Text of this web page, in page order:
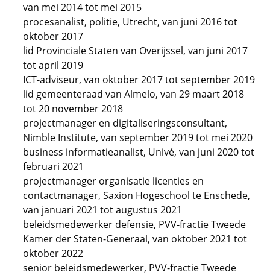
van mei 2014 tot mei 2015
procesanalist, politie, Utrecht, van juni 2016 tot
oktober 2017
lid Provinciale Staten van Overijssel, van juni 2017
tot april 2019
ICT-adviseur, van oktober 2017 tot september 2019
lid gemeenteraad van Almelo, van 29 maart 2018
tot 20 november 2018
projectmanager en digitaliseringsconsultant,
Nimble Institute, van september 2019 tot mei 2020
business informatieanalist, Univé, van juni 2020 tot
februari 2021
projectmanager organisatie licenties en
contactmanager, Saxion Hogeschool te Enschede,
van januari 2021 tot augustus 2021
beleidsmedewerker defensie, PVV-fractie Tweede
Kamer der Staten-Generaal, van oktober 2021 tot
oktober 2022
senior beleidsmedewerker, PVV-fractie Tweede